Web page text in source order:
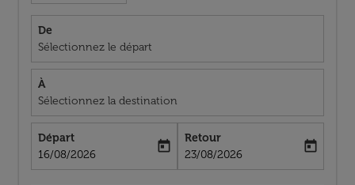
De
Sélectionnez le départ
À
Sélectionnez la destination
Départ
fc-booking-departure-date-aria-label
16/08/2026
today
Retour
fc-booking-return-date-aria-label
23/08/2026
today